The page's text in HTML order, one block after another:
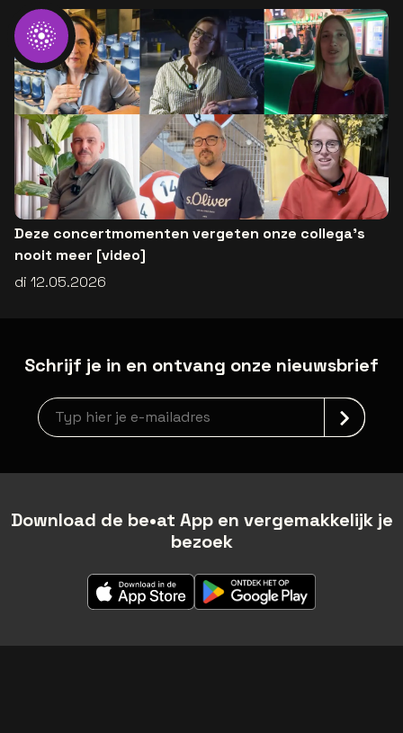
Deze concertmomenten vergeten onze collega’s
nooit meer [video]
di 12.05.2026
Schrijf je in en ontvang onze nieuwsbrief
Nieuwsbrief aanmelding
Download de be•at App en vergemakkelijk je
bezoek